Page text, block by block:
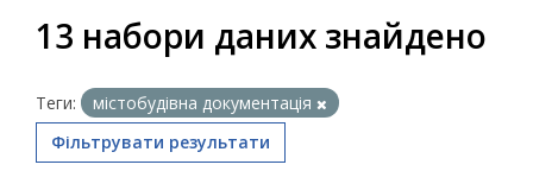
13 набори даних знайдено
Теги:
містобудівна документація
Фільтрувати результати